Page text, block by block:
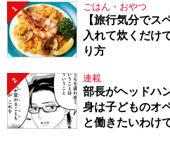
1 ごはん・おやつ
【旅行気分でス
入れて炊くだけ
り方
2 連載
部長がヘッドハ
身は子どものオ
と働きたいわけ